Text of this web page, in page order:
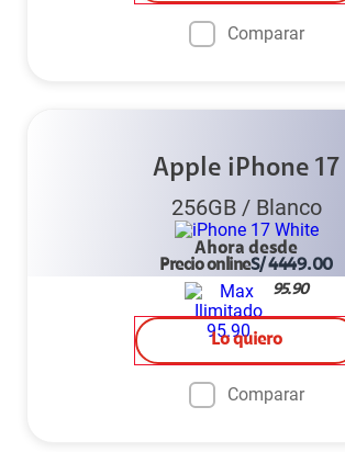
Comparar
Apple iPhone 17
256GB/ Blanco
Ahora desde
Precio onlineS/4449.00
95.90
Lo quiero
Comparar